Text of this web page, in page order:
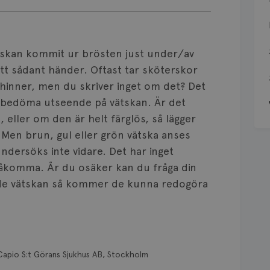
kommit ur brösten just under/av
sådant händer. Oftast tar sköterskor
men du skriver inget om det? Det
utseende på vätskan. Är det
om den är helt färglös, så lägger
brun, gul eller grön vätska anses
inte vidare. Det har inget
År du osäker kan du fråga din
vätskan så kommer de kunna redogöra
S:t Görans Sjukhus AB, Stockholm